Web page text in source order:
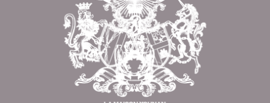
haut de page